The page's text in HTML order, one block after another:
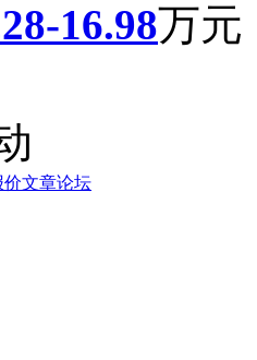
16.98万元
价文章论坛